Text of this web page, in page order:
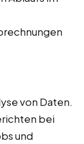
von Daten.
bei
und